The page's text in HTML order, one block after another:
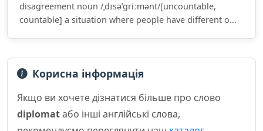
disagreement noun /ˌdɪsəˈɡriːmənt/[uncountable,
countable] a situation where people have different o...
Корисна інформація
Якщо ви хочете дізнатися більше про слово
diplomatабо інші англійські слова,